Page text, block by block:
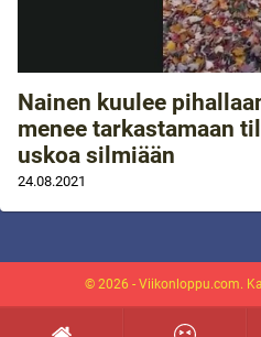
Nainen kuulee
menee tarkastamaan
uskoa silmiään
24.08.2021
© 2026 - Viikonloppu.com.